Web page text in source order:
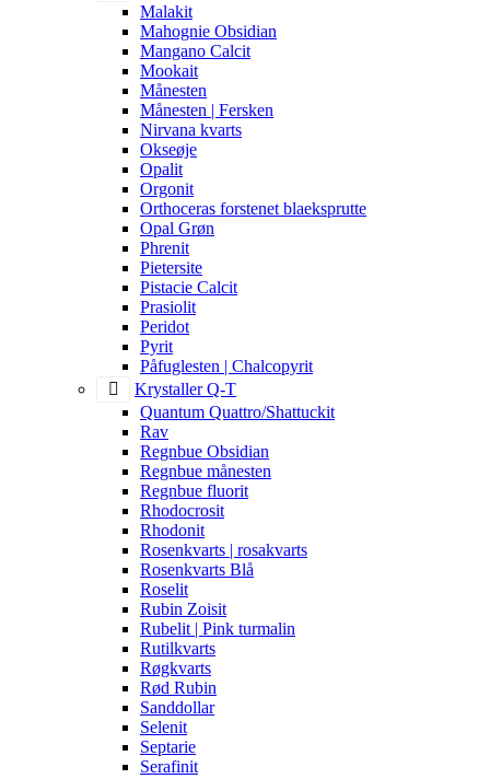
Malakit
Mahognie Obsidian
Mangano Calcit
Mookait
Månesten
Månesten | Fersken
Nirvana kvarts
Okseøje
Opalit
Orgonit
Orthoceras forstenet blaeksprutte
Opal Grøn
Phrenit
Pietersite
Pistacie Calcit
Prasiolit
Peridot
Pyrit
Påfuglesten | Chalcopyrit
Krystaller Q-T
Quantum Quattro/Shattuckit
Rav
Regnbue Obsidian
Regnbue månesten
Regnbue fluorit
Rhodocrosit
Rhodonit
Rosenkvarts | rosakvarts
Rosenkvarts Blå
Roselit
Rubin Zoisit
Rubelit | Pink turmalin
Rutilkvarts
Røgkvarts
Rød Rubin
Sanddollar
Selenit
Septarie
Serafinit